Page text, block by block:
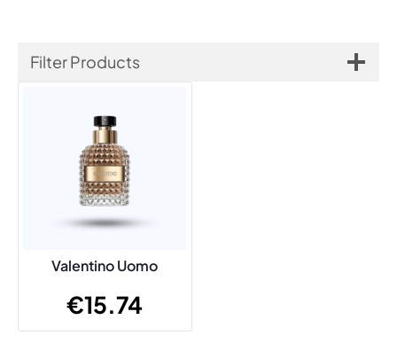
Filter Products
Valentino Uomo
€15.74